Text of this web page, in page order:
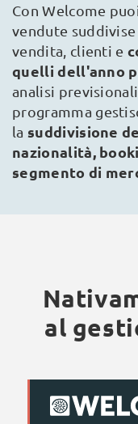
Con Welcome
vendute
vendita, clienti e
quelli dell'anno
analisi
programma
la suddivisione
nazionalità,
segmento di
al